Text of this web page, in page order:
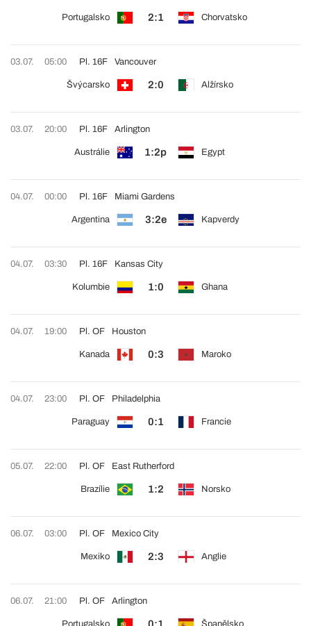
Portugalsko 2:1 Chorvatsko
03.07. 05:00 Pl. 16F
Švýcarsko 2:0 Alžírsko
Vancouver
03.07. 20:00 Pl. 16F
Austrálie 1:2p Egypt
Arlington
04.07. 00:00 Pl. 16F
Argentina 3:2e Kapverdy
Miami Gardens
04.07. 03:30 Pl. 16F
Kolumbie 1:0 Ghana
Kansas City
04.07. 19:00 Pl. OF
Kanada 0:3 Maroko
Houston
04.07. 23:00 Pl. OF
Paraguay 0:1 Francie
Philadelphia
05.07. 22:00 Pl. OF
Brazílie 1:2 Norsko
East Rutherford
06.07. 03:00 Pl. OF
Mexiko 2:3 Anglie
Mexico City
06.07. 21:00 Pl. OF
Portugalsko Španělsko
Arlington